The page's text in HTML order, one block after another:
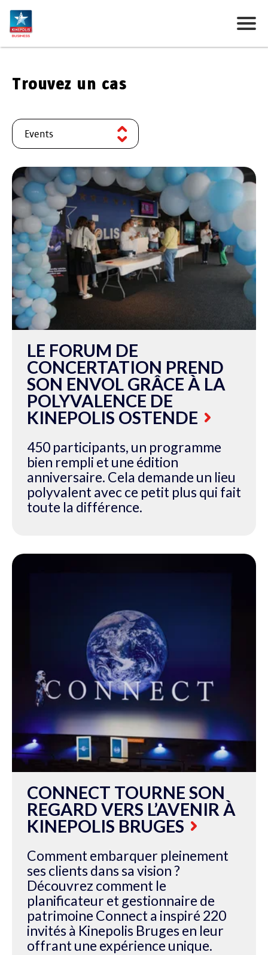
Trouvez un cas
LE FORUM DE
CONCERTATION PREND
SON ENVOL GRÂCE À LA
POLYVALENCE DE
KINEPOLIS OSTENDE
450 participants, un programme
bien rempli et une édition
anniversaire. Cela demande un lieu
polyvalent avec ce petit plus qui fait
toute la différence.
CONNECT TOURNE SON
REGARD VERS L’AVENIR À
KINEPOLIS BRUGES
Comment embarquer pleinement
ses clients dans sa vision ?
Découvrez comment le
planificateur et gestionnaire de
patrimoine Connect a inspiré 220
invités à Kinepolis Bruges en leur
offrant une expérience unique.